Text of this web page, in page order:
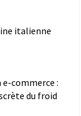
italienne
commerce :
du froid